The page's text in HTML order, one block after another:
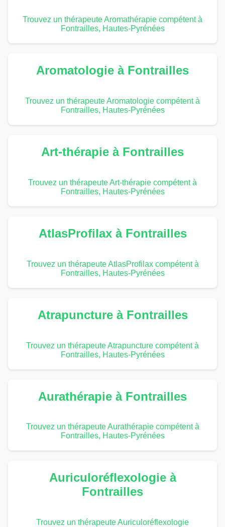
Trouvez un thérapeute Aromathérapie compétent à
Fontrailles, Hautes-Pyrénées
Aromatologie à Fontrailles
Trouvez un thérapeute Aromatologie compétent à
Fontrailles, Hautes-Pyrénées
Art-thérapie à Fontrailles
Trouvez un thérapeute Art-thérapie compétent à
Fontrailles, Hautes-Pyrénées
AtlasProfilax à Fontrailles
Trouvez un thérapeute AtlasProfilax compétent à
Fontrailles, Hautes-Pyrénées
Atrapuncture à Fontrailles
Trouvez un thérapeute Atrapuncture compétent à
Fontrailles, Hautes-Pyrénées
Aurathérapie à Fontrailles
Trouvez un thérapeute Aurathérapie compétent à
Fontrailles, Hautes-Pyrénées
Auriculoréflexologie à
Fontrailles
Trouvez un thérapeute Auriculoréflexologie